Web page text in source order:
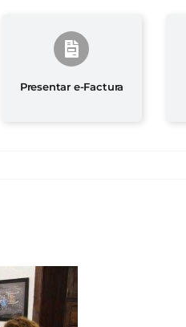
Presentar e-Factura